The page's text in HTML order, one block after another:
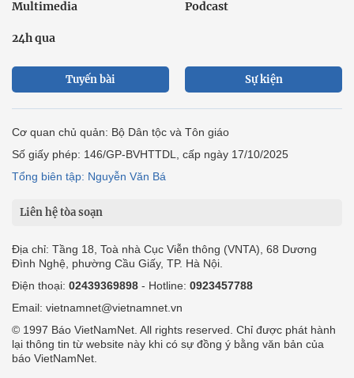
Multimedia Podcast
24h qua
Tuyến bài Sự kiện
Cơ quan chủ quản: Bộ Dân tộc và Tôn giáo
Số giấy phép: 146/GP-BVHTTDL, cấp ngày 17/10/2025
Tổng biên tập: Nguyễn Văn Bá
Liên hệ tòa soạn
Địa chỉ: Tầng 18, Toà nhà Cục Viễn thông (VNTA), 68 Dương
Đình Nghệ, phường Cầu Giấy, TP. Hà Nội.
Điện thoại: 02439369898 - Hotline: 0923457788
Email: vietnamnet@vietnamnet.vn
© 1997 Báo VietNamNet. All rights reserved. Chỉ được phát hành
lại thông tin từ website này khi có sự đồng ý bằng văn bản của
báo VietNamNet.